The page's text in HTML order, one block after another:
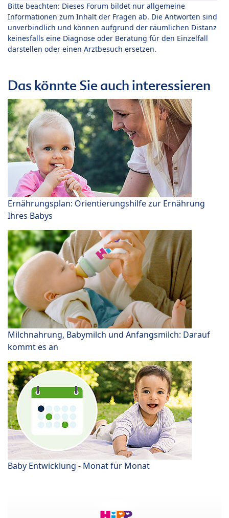
Bitte beachten: Dieses Forum bildet nur allgemeine
Informationen zum Inhalt der Fragen ab. Die Antworten sind
unverbindlich und können aufgrund der räumlichen Distanz
keinesfalls eine Diagnose oder Beratung für den Einzelfall
darstellen oder einen Arztbesuch ersetzen.
Das könnte Sie auch interessieren
Ernährungsplan: Orientierungshilfe zur Ernährung
Ihres Babys
Milchnahrung, Babymilch und Anfangsmilch: Darauf
kommt es an
Baby Entwicklung - Monat für Monat